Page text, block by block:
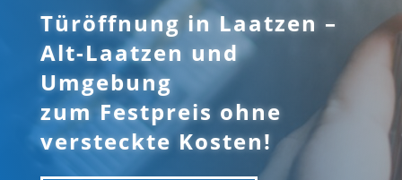
Türöffnung in Laatzen –
Alt-Laatzen und
Umgebung
zum Festpreis ohne
versteckte Kosten!